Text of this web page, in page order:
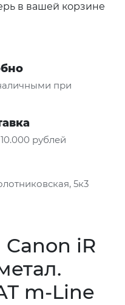
в вашей корзине
при
рублей
5к3
iR
m-Line